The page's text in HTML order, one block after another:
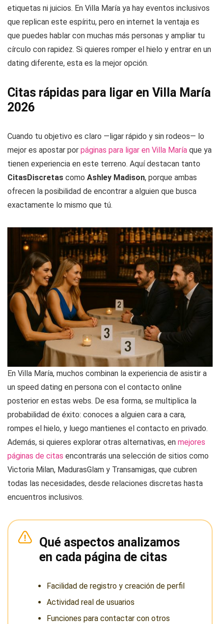
etiquetas ni juicios. En Villa María ya hay eventos inclusivos
que replican este espíritu, pero en internet la ventaja es
que puedes hablar con muchas más personas y ampliar tu
círculo con rapidez. Si quieres romper el hielo y entrar en un
dating diferente, esta es la mejor opción.
Citas rápidas para ligar en Villa María
2026
Cuando tu objetivo es claro —ligar rápido y sin rodeos— lo
mejor es apostar por páginas para ligar en Villa María que ya
tienen experiencia en este terreno. Aquí destacan tanto
CitasDiscretas como Ashley Madison, porque ambas
ofrecen la posibilidad de encontrar a alguien que busca
exactamente lo mismo que tú.
En Villa María, muchos combinan la experiencia de asistir a
un speed dating en persona con el contacto online
posterior en estas webs. De esa forma, se multiplica la
probabilidad de éxito: conoces a alguien cara a cara,
rompes el hielo, y luego mantienes el contacto en privado.
Además, si quieres explorar otras alternativas, en mejores
páginas de citas encontrarás una selección de sitios como
Victoria Milan, MadurasGlam y Transamigas, que cubren
todas las necesidades, desde relaciones discretas hasta
encuentros inclusivos.
Qué aspectos analizamos
en cada página de citas
Facilidad de registro y creación de perfil
Actividad real de usuarios
Funciones para contactar con otros